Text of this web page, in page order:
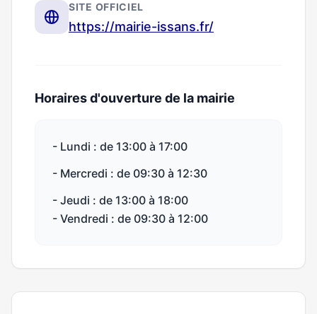
SITE OFFICIEL
https://mairie-issans.fr/
Horaires d'ouverture de la mairie
- Lundi : de 13:00 à 17:00
- Mercredi : de 09:30 à 12:30
- Jeudi : de 13:00 à 18:00
- Vendredi : de 09:30 à 12:00